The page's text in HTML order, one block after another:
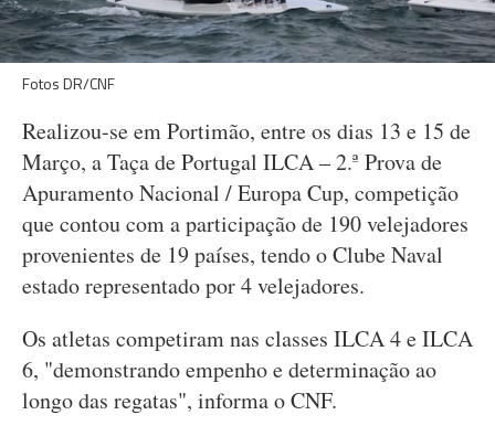
Fotos DR/CNF
Realizou-se em Portimão, entre os dias 13 e 15 de
Março, a Taça de Portugal ILCA – 2.ª Prova de
Apuramento Nacional / Europa Cup, competição
que contou com a participação de 190 velejadores
provenientes de 19 países, tendo o Clube Naval
estado representado por 4 velejadores.
Os atletas competiram nas classes ILCA 4 e ILCA
6, "demonstrando empenho e determinação ao
longo das regatas", informa o CNF.